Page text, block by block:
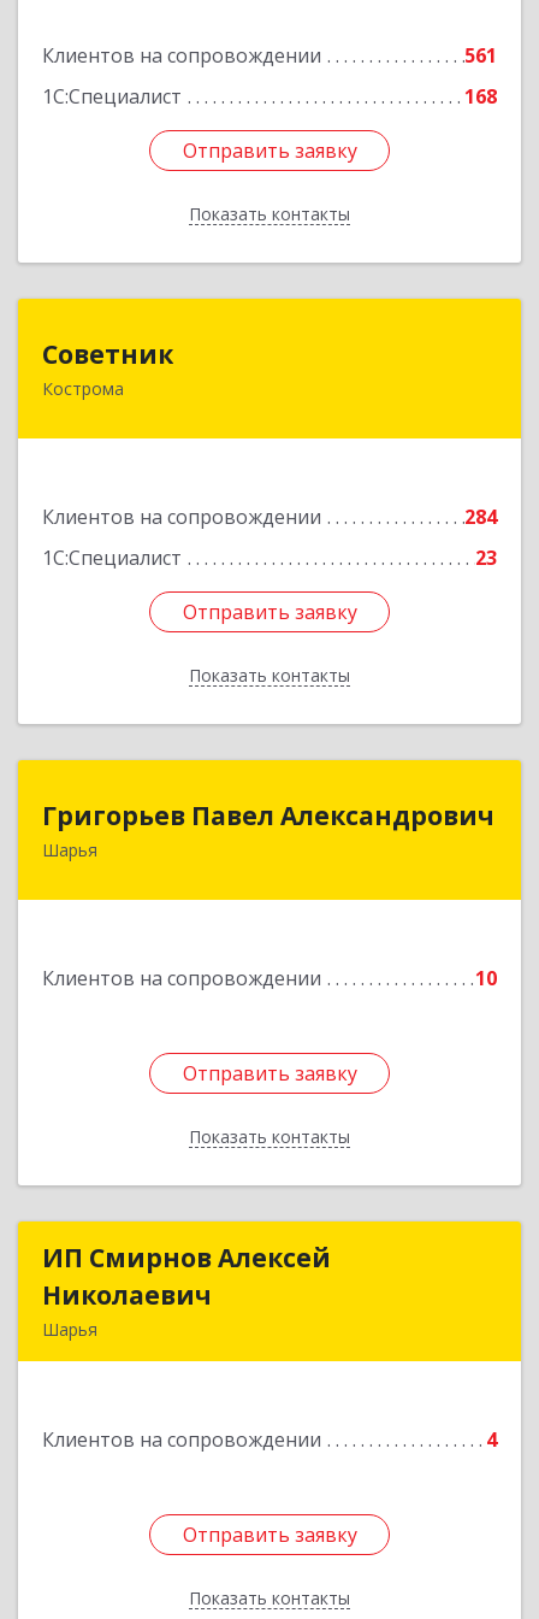
Клиентов на сопровождении
561
1С:Специалист
168
Отправить заявку
Показать контакты
Отправить заявку
Назад
Советник
Кострома
Клиентов на сопровождении
284
1С:Специалист
23
Отправить заявку
Показать контакты
156000, Костромская обл, Кострома г, Ерохова
Отправить заявку
Назад
Григорьев Павел Александрович
Шарья
Клиентов на сопровождении 10
Отправить заявку
Показать контакты
157505, Костромская область, город Шарья,
Отправить заявку
Назад
ИП Смирнов Алексей
Николаевич
Шарья
Клиентов на сопровождении 4
Отправить заявку
Показать контакты
ИП Смирнов Алексей
Отправить заявку
Назад